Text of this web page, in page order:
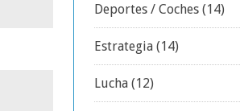
Deportes / Coches(14)
Estrategia(14)
Lucha(12)